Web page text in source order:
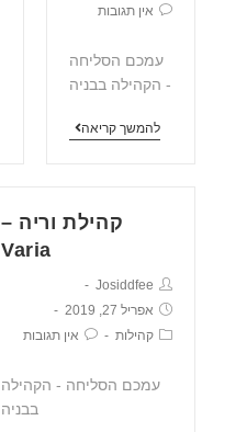
אין תגובות
עמכם הסליחה
- הקהילה בבניה
להמשך קריאה
קהילת וריה –
Varia
Josiddfee
אפריל 27, 2019
קהילות
אין תגובות
עמכם הסליחה - הקהילה
בבניה